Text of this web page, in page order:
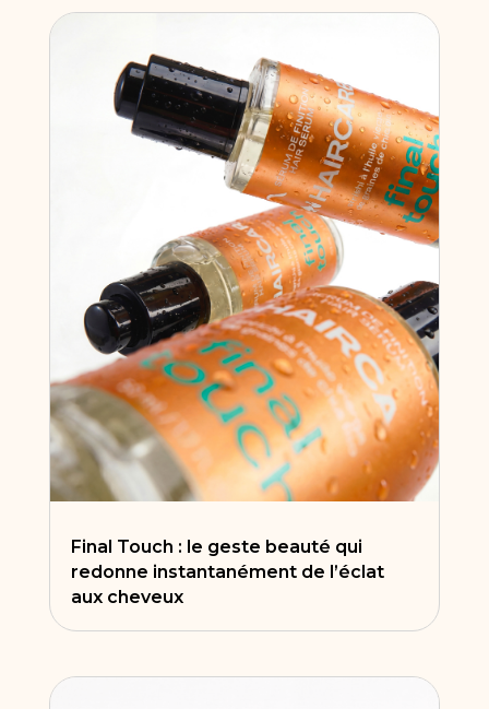
Final Touch : le geste beauté qui
redonne instantanément de l’éclat
aux cheveux